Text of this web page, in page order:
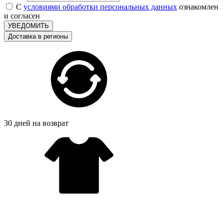
С условиями обработки персональных данных ознакомлен
и согласен
УВЕДОМИТЬ
Доставка в регионы
30 дней на возврат